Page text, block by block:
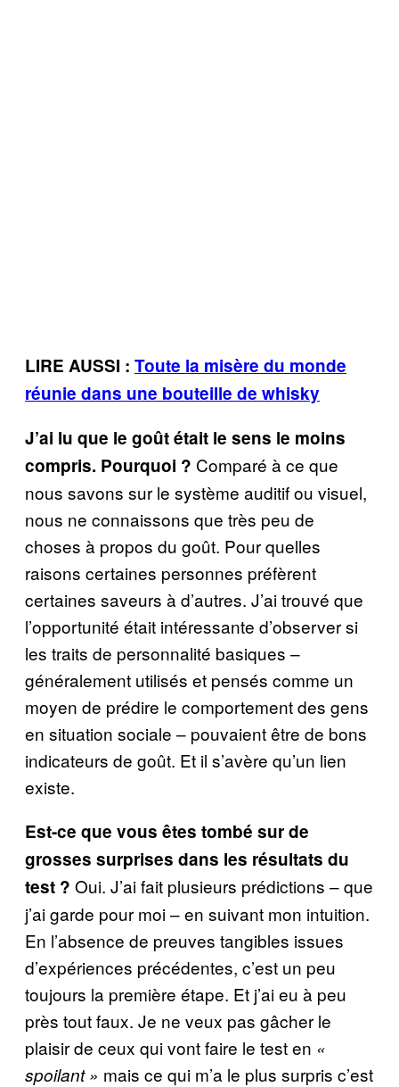
LIRE AUSSI : Toute la misère du monde
réunie dans une bouteille de whisky
J’ai lu que le goût était le sens le moins
compris. Pourquoi ? Comparé à ce que
nous savons sur le système auditif ou visuel,
nous ne connaissons que très peu de
choses à propos du goût. Pour quelles
raisons certaines personnes préfèrent
certaines saveurs à d’autres. J’ai trouvé que
l’opportunité était intéressante d’observer si
les traits de personnalité basiques –
généralement utilisés et pensés comme un
moyen de prédire le comportement des gens
en situation sociale – pouvaient être de bons
indicateurs de goût. Et il s’avère qu’un lien
existe.
Est-ce que vous êtes tombé sur de
grosses surprises dans les résultats du
test ? Oui. J’ai fait plusieurs prédictions – que
j’ai garde pour moi – en suivant mon intuition.
En l’absence de preuves tangibles issues
d’expériences précédentes, c’est un peu
toujours la première étape. Et j’ai eu à peu
près tout faux. Je ne veux pas gâcher le
plaisir de ceux qui vont faire le test en «
spoilant » mais ce qui m’a le plus surpris c’est